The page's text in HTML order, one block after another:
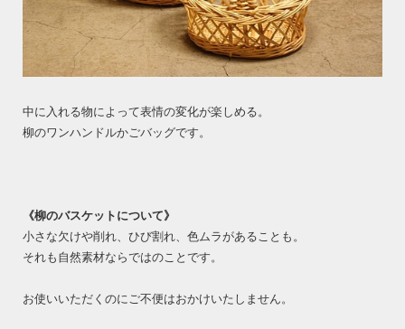
中に入れる物によって表情の変化が楽しめる。
柳のワンハンドルかごバッグです。
《柳のバスケットについて》
小さな欠けや削れ、ひび割れ、色ムラがあることも。
それも自然素材ならではのことです。
お使いいただくのにご不便はおかけいたしません。